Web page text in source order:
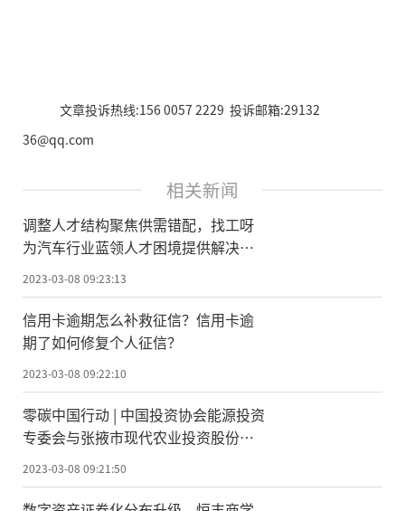
文章投诉热线:156 0057 2229 投诉邮箱:29132
36@qq.com
相关新闻
调整人才结构聚焦供需错配，找工呀
为汽车行业蓝领人才困境提供解决方
案
2023-03-08 09:23:13
信用卡逾期怎么补救征信？信用卡逾
期了如何修复个人征信？
2023-03-08 09:22:10
零碳中国行动 | 中国投资协会能源投资
专委会与张掖市现代农业投资股份有
2023-03-08 09:21:50